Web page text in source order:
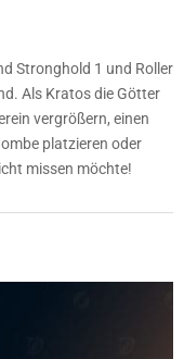
Stronghold 1 und Roller
Als Kratos die Götter
vergrößern, einen
platzieren oder
missen möchte!